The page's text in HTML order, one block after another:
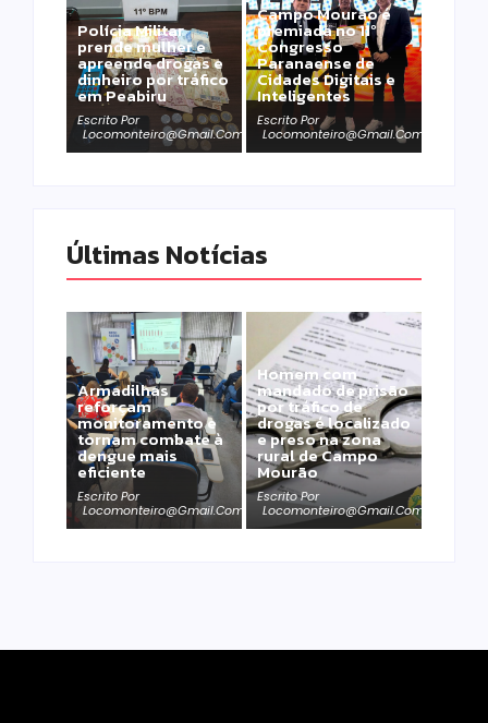
Polícia Militar
prende mulher e
apreende drogas e
dinheiro por tráfico
em Peabiru
Escrito Por
Locomonteiro@gmail.com
Campo Mourão é
premiada no 11º
Congresso
Paranaense de
Cidades Digitais e
Inteligentes
Escrito Por
Locomonteiro@gmail.com
Últimas Notícias
Armadilhas
reforçam
monitoramento e
tornam combate à
dengue mais
eficiente
Escrito Por
Locomonteiro@gmail.com
Homem com
mandado de prisão
por tráfico de
drogas é localizado
e preso na zona
rural de Campo
Mourão
Escrito Por
Locomonteiro@gmail.com